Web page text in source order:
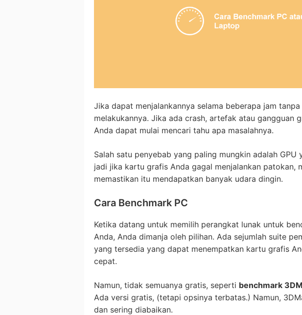
Jika dapat menjalankannya selama beberapa jam
melakukannya. Jika ada crash, artefak atau gangguan
Anda dapat mulai mencari tahu apa masalahnya.
Salah satu penyebab yang paling mungkin adalah GPU
jadi jika kartu grafis Anda gagal menjalankan patokan,
memastikan itu mendapatkan banyak udara dingin.
Cara Benchmark PC
Ketika datang untuk memilih perangkat lunak untuk
Anda, Anda dimanja oleh pilihan. Ada sejumlah suite
yang tersedia yang dapat menempatkan kartu grafis
cepat.
Namun, tidak semuanya gratis, seperti benchmark
Ada versi gratis, (tetapi opsinya terbatas.) Namun,
dan sering diabaikan.